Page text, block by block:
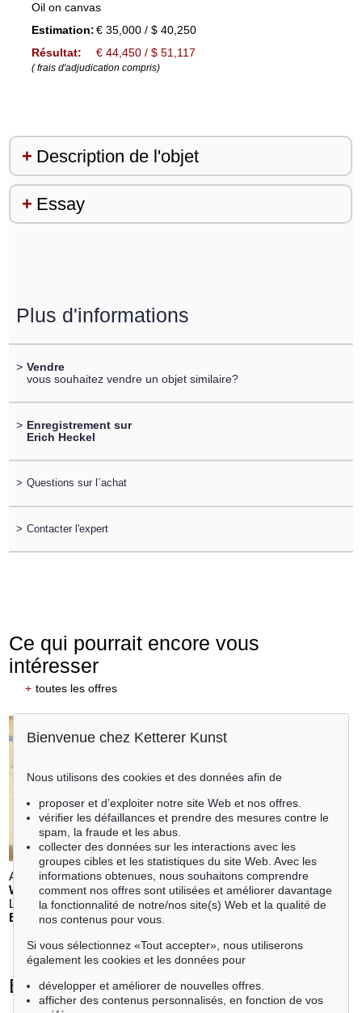
Oil on canvas
Estimation:€ 35,000 / $ 40,250
Résultat:
€ 44,450 / $ 51,117
( frais d'adjudication compris)
Description de l'objet
Essay
Plus d'informations
> Vendre
vous souhaitez vendre un objet similaire?
> Enregistrement sur
Erich Heckel
> Questions sur l´achat
> Contacter l'expert
Ce qui pourrait encore vous
intéresser
+ toutes les offres
Auction 611 - Lot 123000200
WILLI BAUMEISTER
Landschaft mit rotem Bogen (Sommerfest) , 1948
Estimation:€ 70,000
Erich Heckel - Objets vendus
toutes les offres
Bienvenue chez Ketterer Kunst
Nous utilisons des cookies et des données afin de
proposer et d’exploiter notre site Web et nos offres.
vérifier les défaillances et prendre des mesures contre le
spam, la fraude et les abus.
collecter des données sur les interactions avec les
groupes cibles et les statistiques du site Web. Avec les
informations obtenues, nous souhaitons comprendre
comment nos offres sont utilisées et améliorer davantage
la fonctionnalité de notre/nos site(s) Web et la qualité de
nos contenus pour vous.
Si vous sélectionnez «Tout accepter», nous utiliserons
également les cookies et les données pour
développer et améliorer de nouvelles offres.
afficher des contenus personnalisés, en fonction de vos